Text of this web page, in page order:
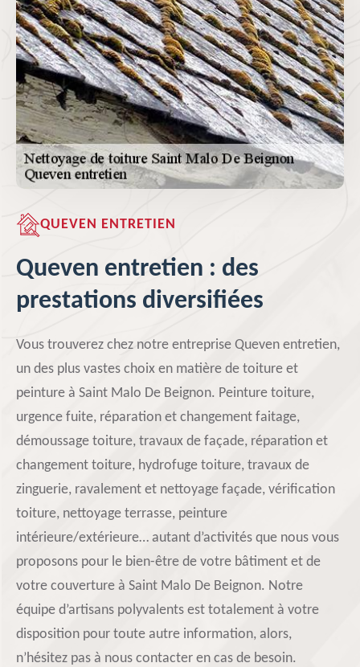
QUEVEN ENTRETIEN
Queven entretien : des
prestations diversifiées
Vous trouverez chez notre entreprise Queven entretien,
un des plus vastes choix en matière de toiture et
peinture à Saint Malo De Beignon. Peinture toiture,
urgence fuite, réparation et changement faitage,
démoussage toiture, travaux de façade, réparation et
changement toiture, hydrofuge toiture, travaux de
zinguerie, ravalement et nettoyage façade, vérification
toiture, nettoyage terrasse, peinture
intérieure/extérieure… autant d’activités que nous vous
proposons pour le bien-être de votre bâtiment et de
votre couverture à Saint Malo De Beignon. Notre
équipe d’artisans polyvalents est totalement à votre
disposition pour toute autre information, alors,
n’hésitez pas à nous contacter en cas de besoin.